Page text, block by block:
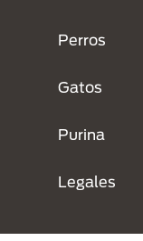
Perros
Gatos
Purina
Legales